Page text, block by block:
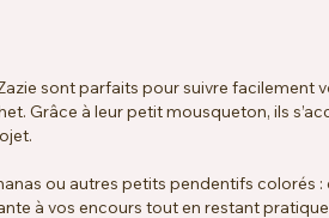
sont parfaits pour suivre facilement
Grâce à leur petit mousqueton, ils
ou autres petits pendentifs colorés :
à vos encours tout en restant